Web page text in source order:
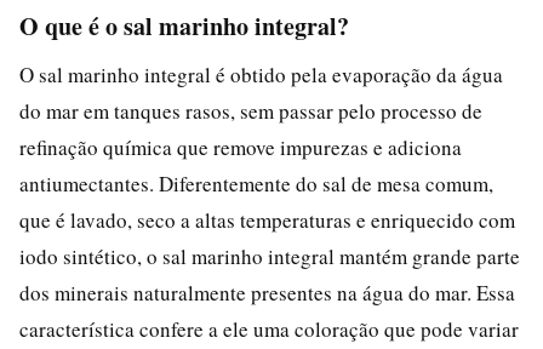
O que é o sal marinho integral?
O sal marinho integral é obtido pela evaporação da água
do mar em tanques rasos, sem passar pelo processo de
refinação química que remove impurezas e adiciona
antiumectantes. Diferentemente do sal de mesa comum,
que é lavado, seco a altas temperaturas e enriquecido com
iodo sintético, o sal marinho integral mantém grande parte
dos minerais naturalmente presentes na água do mar. Essa
característica confere a ele uma coloração que pode variar